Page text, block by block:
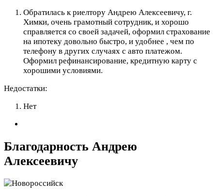
Обратилась к риелтору Андрею Алексеевичу, г.
Химки, очень грамотный сотрудник, и хорошо
справляется со своей задачей, оформил страхование
на ипотеку довольно быстро, и удобнее , чем по
телефону в других случаях с авто платежом.
Оформил рефинансирование, кредитную карту с
хорошими условиями.
Недостатки:
Нет
Благодарность Андрею
Алексеевичу